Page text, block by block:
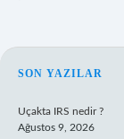
SON YAZILAR
Uçakta IRS nedir ?
Ağustos 9, 2026